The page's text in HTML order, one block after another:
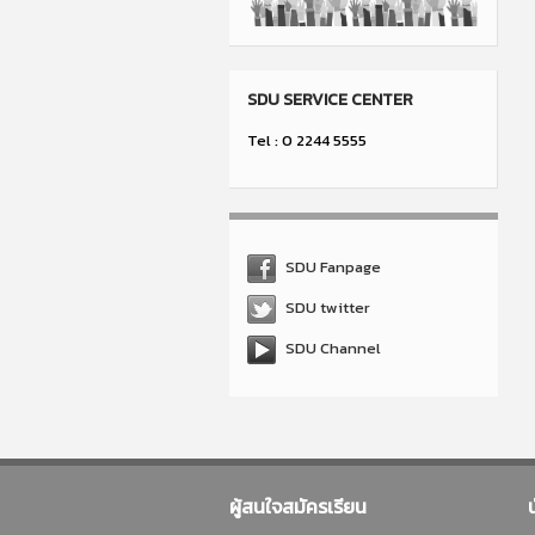
SDU SERVICE CENTER
Tel : 0 2244 5555
SDU Fanpage
SDU twitter
SDU Channel
ผู้สนใจสมัครเรียน